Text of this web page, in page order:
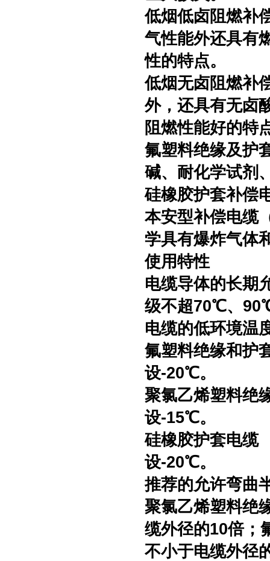
低烟低卤阻燃补
气性能外还具有
性的特点。
低烟无卤阻燃补
外，还具有无卤
阻燃性能好的特
氟塑料绝缘及护
碱、耐化学试剂
硅橡胶护套补偿
本安型补偿电缆
学具有爆炸气体
使用特性
电缆导体的长期
级不超70℃、
电缆的低环境温
氟塑料绝缘和
设-20℃。
聚氯乙烯塑料绝
设-15℃。
硅橡胶护套
设-20℃。
推荐的允许弯曲
聚氯乙烯塑料绝
缆外径的10倍；
不小于电缆外径